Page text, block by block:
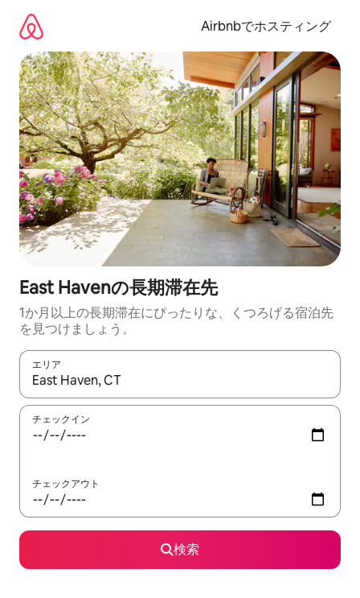
Airbnbでホスティング
East Havenの長期滞在先
1か月以上の長期滞在にぴったりな、くつろげる宿泊先
を見つけましょう。
エリア
検索結果が表示されたら、上下の矢印キーを使って移動するか
チェックイン
チェックアウト
検索